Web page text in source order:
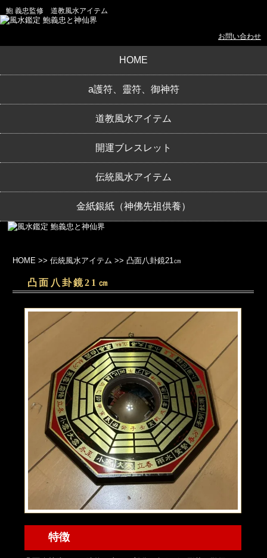
鮑 義忠監修 道教風水アイテム
お問い合わせ
HOME
a護符、靈符、御神符
道教風水アイテム
開運ブレスレット
伝統風水アイテム
金紙銀紙（神佛先祖供養）
HOME >>伝統風水アイテム >>凸面八卦鏡21㎝
凸面八卦鏡21㎝
特徴